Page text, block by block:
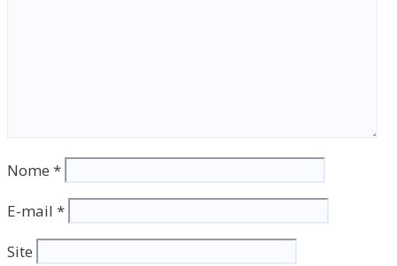
Nome *
E-mail *
Site